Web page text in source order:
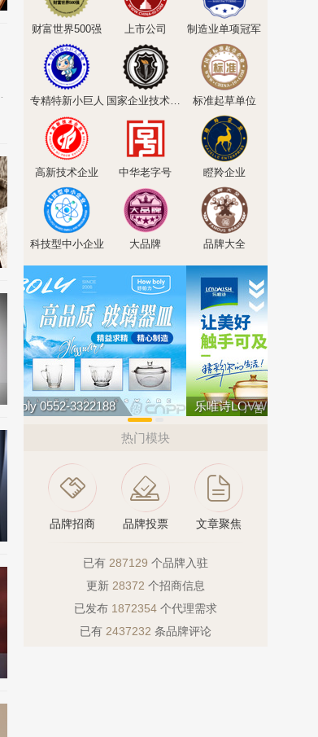
财富世界500强 上市公司 制造业单项冠军
专精特新小巨人 国家企业技术中心 标准起草单位
高新技术企业 中华老字号 瞪羚企业
科技型中小企业 大品牌 品牌大全
乐唯诗LOVWISH 广告
热门模块
品牌招商 品牌投票 文章聚焦
已有 287129 个品牌入驻
更新 28372 个招商信息
已发布 1872354 个代理需求
已有 2437232 条品牌评论